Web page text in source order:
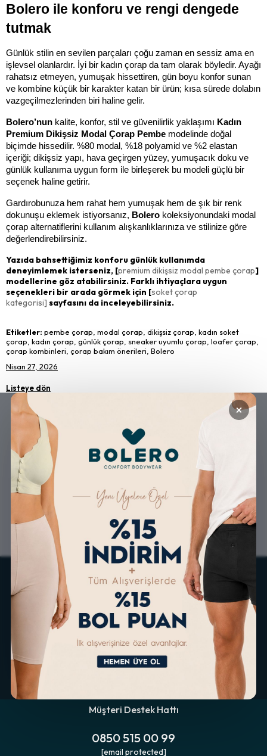
Bolero ile konforu ve rengi dengede
tutmak
Günlük stilin en sevilen parçaları çoğu zaman en sessiz ama en
işlevsel olanlardır. İyi bir kadın çorap da tam olarak böyledir. Ayağı
rahatsız etmeyen, yumuşak hissettiren, gün boyu konfor sunan
ve kombine küçük bir karakter katan bir ürün; kısa sürede dolabın
vazgeçilmezlerinden biri haline gelir.
Bolero’nun kalite, konfor, stil ve güvenilirlik yaklaşımı Kadın
Premium Dikişsiz Modal Çorap Pembe modelinde doğal
biçimde hissedilir. %80 modal, %18 polyamid ve %2 elastan
içeriği; dikişsiz yapı, hava geçirgen yüzey, yumuşacık doku ve
günlük kullanıma uygun form ile birleşerek bu modeli güçlü bir
seçenek haline getirir.
Gardırobunuza hem rahat hem yumuşak hem de şık bir renk
dokunuşu eklemek istiyorsanız, Bolero koleksiyonundaki modal
çorap alternatiflerini kullanım alışkanlıklarınıza ve stilinize göre
değerlendirebilirsiniz.
Yazıda bahsettiğimiz konforu günlük kullanımda
deneyimlemek isterseniz, [premium dikişsiz modal pembe çorap]
modellerine göz atabilirsiniz. Farklı ihtiyaçlara uygun
seçenekleri bir arada görmek için [soket çorap
kategorisi] sayfasını da inceleyebilirsiniz.
Etiketler: pembe çorap, modal çorap, dikişsiz çorap, kadın soket
çorap, kadın çorap, günlük çorap, sneaker uyumlu çorap, loafer çorap,
çorap kombinleri, çorap bakım önerileri, Bolero
Nisan 27, 2026
Listeye dön
ÜCRETSİZ KARGO GÜVENLİ ALIŞVERİŞ
KOLAY İADE & DEĞİŞİM
ALTERNATİF ÖDEME
İMKANLARI
Müşteri Destek Hattı
0850 515 00 99
[email protected]
×